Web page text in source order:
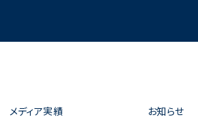
メディア実績 お知らせ